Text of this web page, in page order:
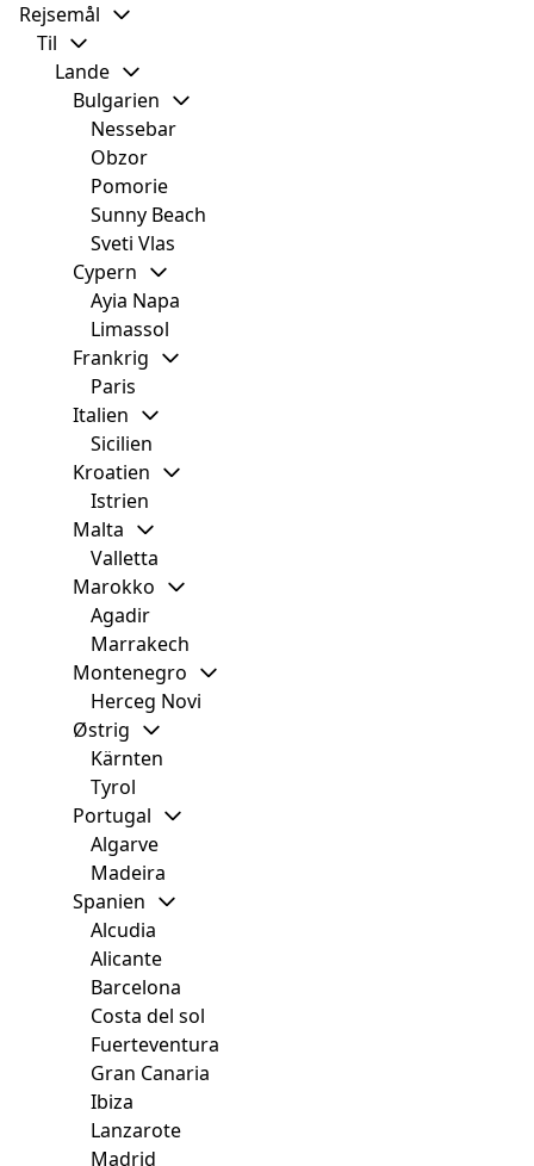
Rejsemål
Til
Lande
Bulgarien
Nessebar
Obzor
Pomorie
Sunny Beach
Sveti Vlas
Cypern
Ayia Napa
Limassol
Frankrig
Paris
Italien
Sicilien
Kroatien
Istrien
Malta
Valletta
Marokko
Agadir
Marrakech
Montenegro
Herceg Novi
Østrig
Kärnten
Tyrol
Portugal
Algarve
Madeira
Spanien
Alcudia
Alicante
Barcelona
Costa del sol
Fuerteventura
Gran Canaria
Ibiza
Lanzarote
Madrid